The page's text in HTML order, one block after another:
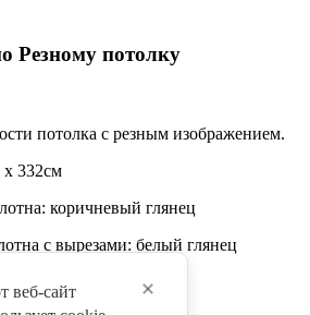
веб-сайт
Резному потолку
потолка с резным изображением.
x 332см
коричневый глянец
с вырезами: белый глянец